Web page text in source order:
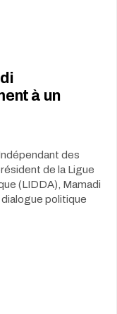
à un
des
de la Ligue
(LIDDA), Mamadi
dialogue politique